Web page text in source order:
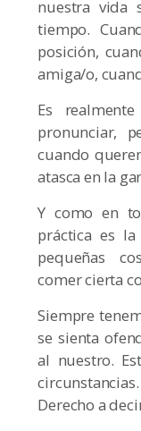
nuestra vida
tiempo.
posición,
amiga/o,
Es
pronunciar,
cuando
atasca en la
Y como en
práctica es
pequeñas
comer cierta
Siempre
se sienta
al nuestro.
Derecho a